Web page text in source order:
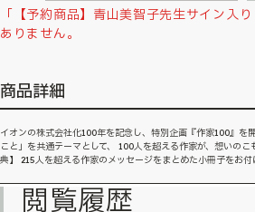
「【予約商品】青山美智子先生サイン入
ありません。
商品詳細
イオンの株式会社化100年を記念し、特別企画『作家100』を
こと」を共通テーマとして、 100人を超える作家が、想いの
典】 215人を超える作家のメッセージをまとめた小冊子をお付
閲覧履歴